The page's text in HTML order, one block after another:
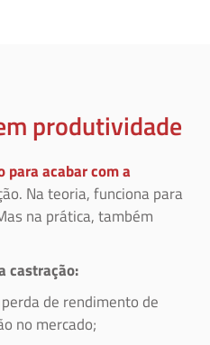
produtividade
para acabar com a
Na teoria, funciona para
na prática, também
castração:
perda de rendimento de
no mercado;